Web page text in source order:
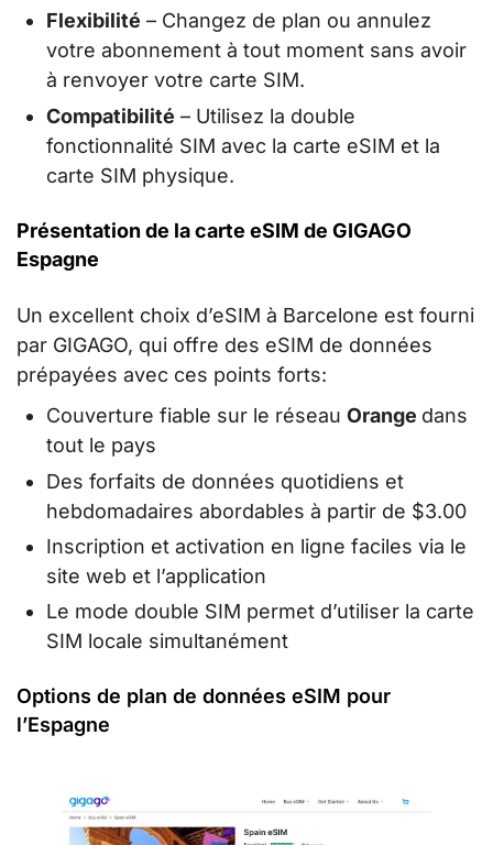
Flexibilité – Changez de plan ou annulez
votre abonnement à tout moment sans avoir
à renvoyer votre carte SIM.
Compatibilité – Utilisez la double
fonctionnalité SIM avec la carte eSIM et la
carte SIM physique.
Présentation de la carte eSIM de GIGAGO
Espagne
Un excellent choix d’eSIM à Barcelone est fourni
par GIGAGO, qui offre des eSIM de données
prépayées avec ces points forts:
Couverture fiable sur le réseau Orange dans
tout le pays
Des forfaits de données quotidiens et
hebdomadaires abordables à partir de $3.00
Inscription et activation en ligne faciles via le
site web et l’application
Le mode double SIM permet d’utiliser la carte
SIM locale simultanément
Options de plan de données eSIM pour
l’Espagne